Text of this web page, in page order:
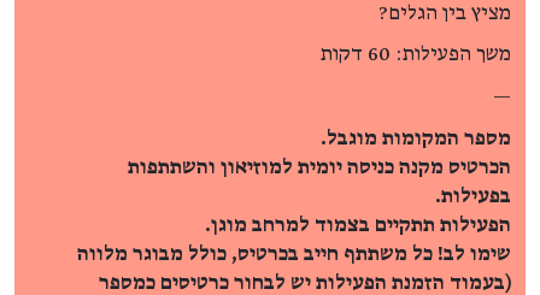
מציץ בין הגלים?
משך הפעילות: 60 דקות
—
מספר המקומות מוגבל.
הכרטיס מקנה כניסה יומית למוזיאון והשתתפות
בפעילות.
הפעילות תתקיים בצמוד למרחב מוגן.
שימו לב! כל משתתף חייב בכרטיס, כולל מבוגר מלווה
(בעמוד הזמנת הפעילות יש לבחור כרטיסים כמספר